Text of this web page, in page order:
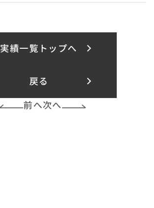
実績一覧トップへ
戻る
前へ次へ